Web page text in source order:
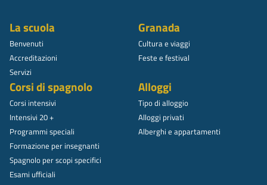
La scuola
Benvenuti
Accreditazioni
Servizi
Granada
Cultura e viaggi
Feste e festival
Corsi di spagnolo
Corsi intensivi
Intensivi 20 +
Programmi speciali
Formazione per insegnanti
Spagnolo per scopi specifici
Esami ufficiali
Alloggi
Tipo di alloggio
Alloggi privati
Alberghi e appartamenti